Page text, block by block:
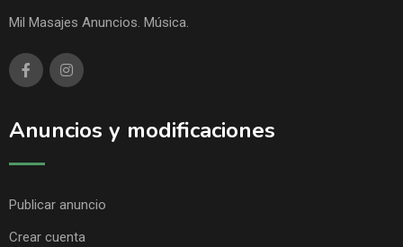
Mil Masajes Anuncios. Música.
Anuncios y modificaciones
Publicar anuncio
Crear cuenta